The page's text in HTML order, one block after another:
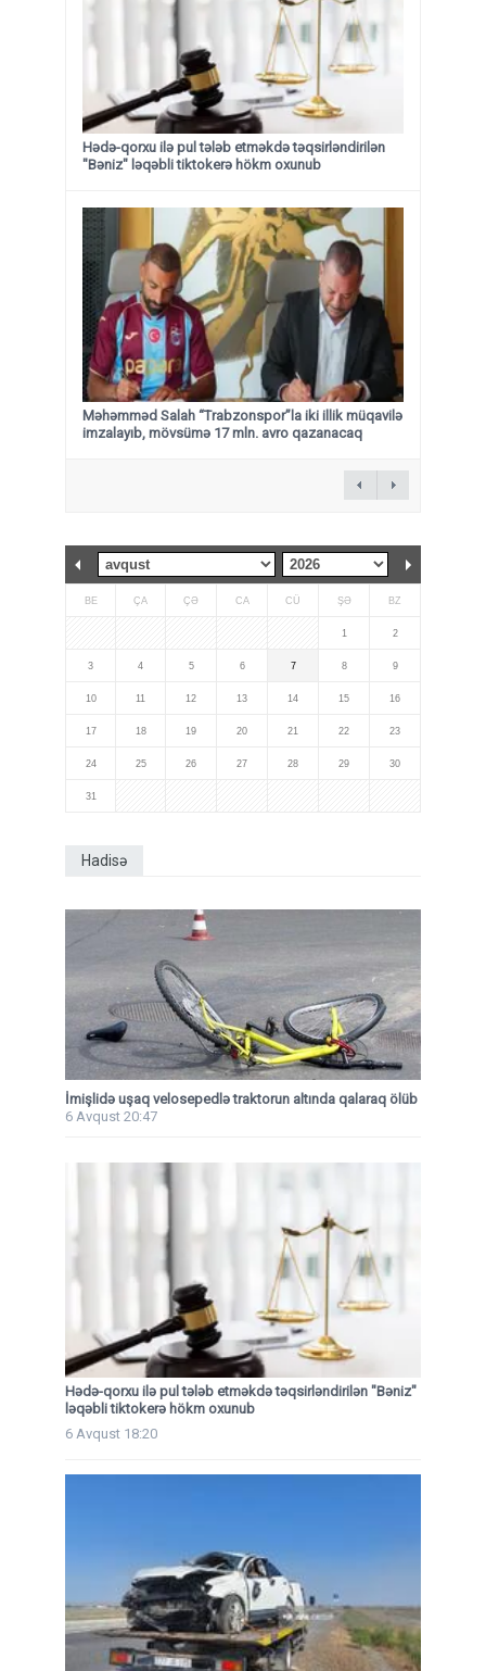
Hədə-qorxu ilə pul tələb etməkdə təqsirləndirilən
"Bəniz" ləqəbli tiktokerə hökm oxunub
Məhəmməd Salah “Trabzonspor”la iki illik müqavilə
imzalayıb, mövsümə 17 mln. avro qazanacaq
BE ÇA ÇƏ CA CÜ ŞƏ BZ
1 2
3 4 5 6 7 8 9
10 11 12 13 14 15 16
17 18 19 20 21 22 23
24 25 26 27 28 29 30
31
Hadisə
İmişlidə uşaq velosepedlə traktorun altında qalaraq ölüb
6 Avqust 20:47
Hədə-qorxu ilə pul tələb etməkdə təqsirləndirilən "Bəniz"
ləqəbli tiktokerə hökm oxunub
6 Avqust 18:20